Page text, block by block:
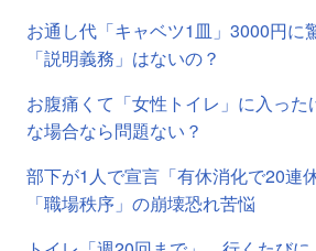
お通し代「キャベツ1皿」3000円に
「説明義務」はないの？
お腹痛くて「女性トイレ」に入っ
な場合なら問題ない？
部下が1人で宣言「有休消化で20連
「職場秩序」の崩壊恐れ苦悩